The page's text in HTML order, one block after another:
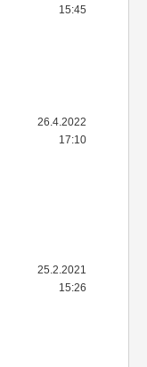
15:45
26.4.2022
17:10
25.2.2021
15:26